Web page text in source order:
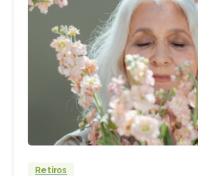
Retiros